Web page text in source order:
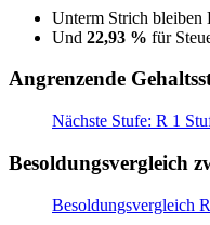
Unterm Strich bleiben
Und 22,93 % für
Angrenzende
Nächste Stufe: R 1
Besoldungsvergleich
Besoldungsvergleich